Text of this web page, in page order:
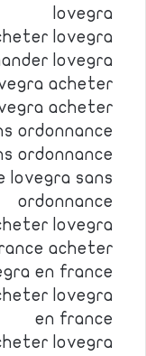
lovegra
lovegra
lovegra
acheter
acheter
ordonnance
ordonnance
lovegra sans
ordonnance
lovegra
acheter
en france
lovegra
en france
lovegra